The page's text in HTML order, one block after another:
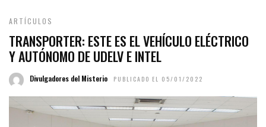
ARTÍCULOS
TRANSPORTER: ESTE ES EL VEHÍCULO ELÉCTRICO
Y AUTÓNOMO DE UDELV E INTEL
Divulgadores del Misterio PUBLICADO EL 05/01/2022